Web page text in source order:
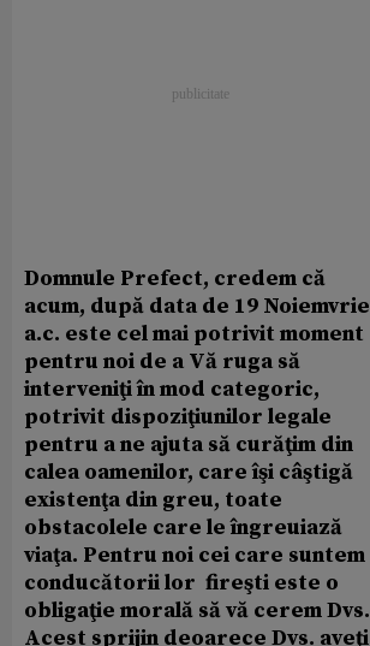
Domnule Prefect, credem că
acum, după data de 19 Noiemvrie
a.c. este cel mai potrivit moment
pentru noi de a Vă ruga să
interveniţi în mod categoric,
potrivit dispoziţiunilor legale
pentru a ne ajuta să curăţim din
calea oamenilor, care îşi câştigă
existenţa din greu, toate
obstacolele care le îngreuiază
viaţa. Pentru noi cei care suntem
conducătorii lor fireşti este o
obligaţie morală să vă cerem Dvs.
Acest sprijin deoarece Dvs. aveţi